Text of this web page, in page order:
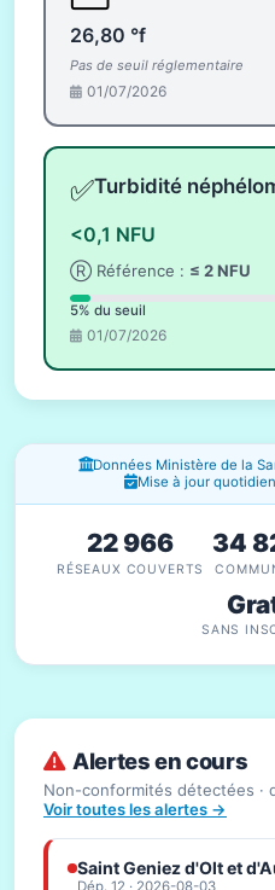
26,80 °f
Pas de seuil réglementaire
01/07/2026
✅Turbidité
<0,1 NFU
Ⓡ Référence : ≤ 2 NFU
5% du seuil
01/07/2026
FenêtresDonnées Ministère de la
Mise à jour
22 966
RÉSEAUX COUVERTS
34
SANS
Alertes en cours
Non-conformités détectées ·
Voir toutes les alertes →
Saint Geniez d'Olt et
Dép. 12 · 2026-08-03